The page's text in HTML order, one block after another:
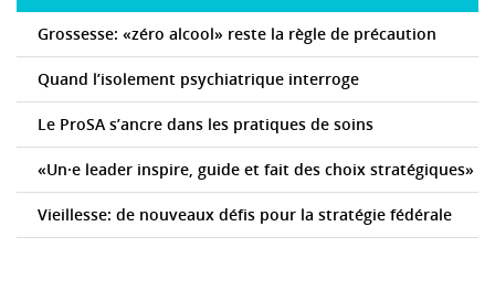
Grossesse: «zéro alcool» reste la règle de précaution
Quand l’isolement psychiatrique interroge
Le ProSA s’ancre dans les pratiques de soins
«Un·e leader inspire, guide et fait des choix stratégiques»
Vieillesse: de nouveaux défis pour la stratégie fédérale